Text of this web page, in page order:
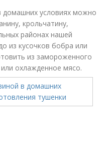
домашних условиях можно
крольчатину,
районах нашей
из кусочков бобра или
из замороженного
охлажденное мясо.